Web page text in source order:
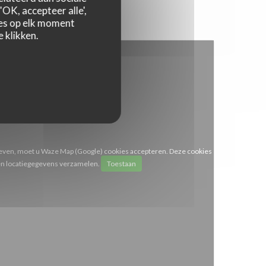
accepteer alle',
op elk moment
klikken.
moet u Waze Map (Google) cookies accepteren. Deze cookies
locatiegegevens verzamelen.
Toestaan